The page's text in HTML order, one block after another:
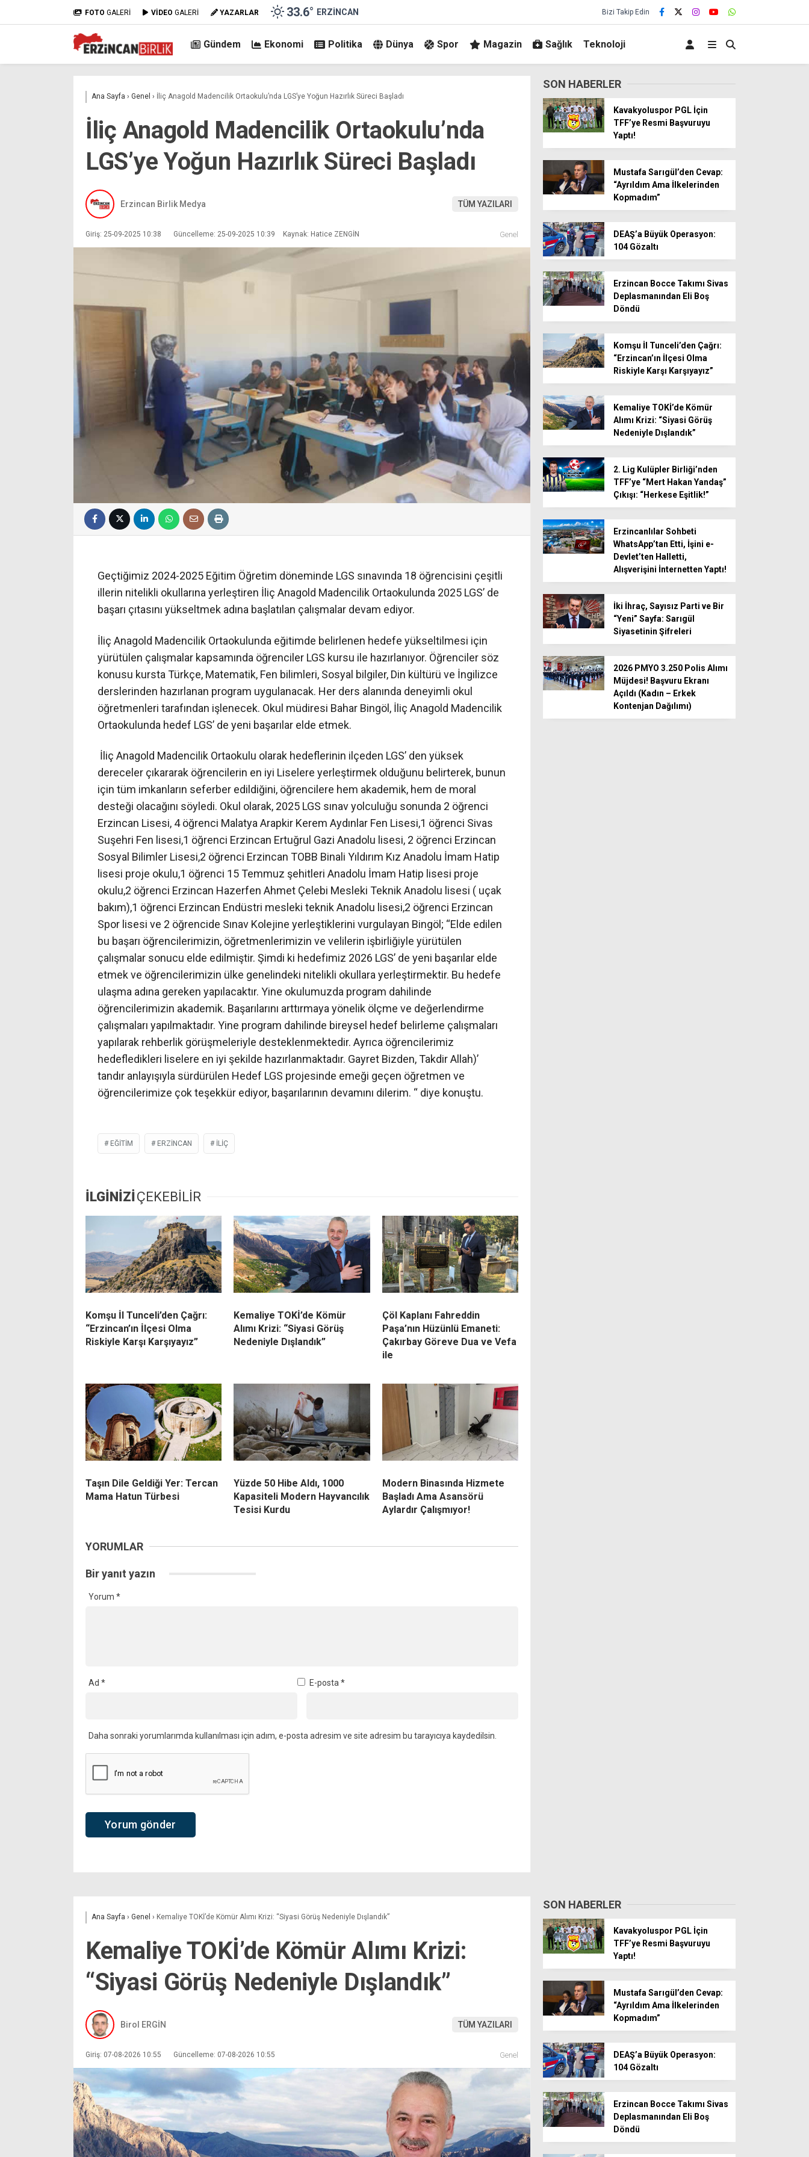
FOTO GALERİ VİDEO GALERİ YAZARLAR 33.6° ERZINCAN Bizi Takip Edin
Gündem Ekonomi Politika Dünya Spor Magazin Sağlık Teknoloji
Ana Sayfa › Genel › İliç Anagold Madencilik Ortaokulu’nda LGS’ye Yoğun Hazırlık Süreci Başladı
İliç Anagold Madencilik Ortaokulu’nda
LGS’ye Yoğun Hazırlık Süreci Başladı
Erzincan Birlik Medya TÜM YAZILARI
Giriş: 25-09-2025 10:38 Güncelleme: 25-09-2025 10:39 Kaynak: Hatice ZENGİN Genel
Geçtiğimiz 2024-2025 Eğitim Öğretim döneminde LGS sınavında 18 öğrencisini çeşitli
illerin nitelikli okullarına yerleştiren İliç Anagold Madencilik Ortaokulunda 2025 LGS’ de
başarı çıtasını yükseltmek adına başlatılan çalışmalar devam ediyor.
İliç Anagold Madencilik Ortaokulunda eğitimde belirlenen hedefe yükseltilmesi için
yürütülen çalışmalar kapsamında öğrenciler LGS kursu ile hazırlanıyor. Öğrenciler söz
konusu kursta Türkçe, Matematik, Fen bilimleri, Sosyal bilgiler, Din kültürü ve İngilizce
derslerinden hazırlanan program uygulanacak. Her ders alanında deneyimli okul
öğretmenleri tarafından işlenecek. Okul müdiresi Bahar Bingöl, İliç Anagold Madencilik
Ortaokulunda hedef LGS’ de yeni başarılar elde etmek.
İliç Anagold Madencilik Ortaokulu olarak hedeflerinin ilçeden LGS’ den yüksek
dereceler çıkararak öğrencilerin en iyi Liselere yerleştirmek olduğunu belirterek, bunun
için tüm imkanların seferber edildiğini, öğrencilere hem akademik, hem de moral
desteği olacağını söyledi. Okul olarak, 2025 LGS sınav yolculuğu sonunda 2 öğrenci
Erzincan Lisesi, 4 öğrenci Malatya Arapkir Kerem Aydınlar Fen Lisesi,1 öğrenci Sivas
Suşehri Fen lisesi,1 öğrenci Erzincan Ertuğrul Gazi Anadolu lisesi, 2 öğrenci Erzincan
Sosyal Bilimler Lisesi,2 öğrenci Erzincan TOBB Binali Yıldırım Kız Anadolu İmam Hatip
lisesi proje okulu,1 öğrenci 15 Temmuz şehitleri Anadolu İmam Hatip lisesi proje
okulu,2 öğrenci Erzincan Hazerfen Ahmet Çelebi Mesleki Teknik Anadolu lisesi ( uçak
bakım),1 öğrenci Erzincan Endüstri mesleki teknik Anadolu lisesi,2 öğrenci Erzincan
Spor lisesi ve 2 öğrencide Sınav Kolejine yerleştiklerini vurgulayan Bingöl; “Elde edilen
bu başarı öğrencilerimizin, öğretmenlerimizin ve velilerin işbirliğiyle yürütülen
çalışmalar sonucu elde edilmiştir. Şimdi ki hedefimiz 2026 LGS’ de yeni başarılar elde
etmek ve öğrencilerimizin ülke genelindeki nitelikli okullara yerleştirmektir. Bu hedefe
ulaşma adına gereken yapılacaktır. Yine okulumuzda program dahilinde
öğrencilerimizin akademik. Başarılarını arttırmaya yönelik ölçme ve değerlendirme
çalışmaları yapılmaktadır. Yine program dahilinde bireysel hedef belirleme çalışmaları
yapılarak rehberlik görüşmeleriyle desteklenmektedir. Ayrıca öğrencilerimiz
hedefledikleri liselere en iyi şekilde hazırlanmaktadır. Gayret Bizden, Takdir Allah)’
tandır anlayışıyla sürdürülen Hedef LGS projesinde emeği geçen öğretmen ve
öğrencilerimize çok teşekkür ediyor, başarılarının devamını dilerim. “ diye konuştu.
EĞITIM ERZİNCAN ILIÇ
İLGİNİZİ ÇEKEBİLİR
Komşu İl Tunceli’den Çağrı:
“Erzincan’ın İlçesi Olma
Riskiyle Karşı Karşıyayız”
Kemaliye TOKİ’de Kömür
Alımı Krizi: “Siyasi Görüş
Nedeniyle Dışlandık”
Çöl Kaplanı Fahreddin
Paşa’nın Hüzünlü Emaneti:
Çakırbay Göreve Dua ve Vefa
ile
Taşın Dile Geldiği Yer: Tercan
Mama Hatun Türbesi
Yüzde 50 Hibe Aldı, 1000
Kapasiteli Modern Hayvancılık
Tesisi Kurdu
Modern Binasında Hizmete
Başladı Ama Asansörü
Aylardır Çalışmıyor!
YORUMLAR
Bir yanıt yazın
Yorum *
Ad * E-posta*
Daha sonraki yorumlarımda kullanılması için adım, e-posta adresim ve site adresim bu tarayıcıya kaydedilsin.
SON HABERLER
Kavakyoluspor PGL İçin
TFF’ye Resmi Başvuruyu
Yaptı!
Mustafa Sarıgül’den Cevap:
“Ayrıldım Ama İlkelerinden
Kopmadım”
DEAŞ’a Büyük Operasyon:
104 Gözaltı
Erzincan Bocce Takımı Sivas
Deplasmanından Eli Boş
Döndü
Komşu İl Tunceli’den Çağrı:
“Erzincan’ın İlçesi Olma
Riskiyle Karşı Karşıyayız”
Kemaliye TOKİ’de Kömür
Alımı Krizi: “Siyasi Görüş
Nedeniyle Dışlandık”
2. Lig Kulüpler Birliği’nden
TFF’ye “Mert Hakan Yandaş”
Çıkışı: “Herkese Eşitlik!”
Erzincanlılar Sohbeti
WhatsApp’tan Etti, İşini e-
Devlet’ten Halletti,
Alışverişini İnternetten Yaptı!
İki İhraç, Sayısız Parti ve Bir
“Yeni” Sayfa: Sarıgül
Siyasetinin Şifreleri
2026 PMYO 3.250 Polis Alımı
Müjdesi! Başvuru Ekranı
Açıldı (Kadın – Erkek
Kontenjan Dağılımı)
Ana Sayfa › Genel › Kemaliye TOKİ’de Kömür Alımı Krizi: “Siyasi Görüş Nedeniyle Dışlandık”
Kemaliye TOKİ’de Kömür Alımı Krizi:
“Siyasi Görüş Nedeniyle Dışlandık”
Birol ERGİN TÜM YAZILARI
Giriş: 07-08-2026 10:55 Güncelleme: 07-08-2026 10:55 Genel
SON HABERLER
Kavakyoluspor PGL İçin
TFF’ye Resmi Başvuruyu
Yaptı!
Mustafa Sarıgül’den Cevap:
“Ayrıldım Ama İlkelerinden
Kopmadım”
DEAŞ’a Büyük Operasyon:
104 Gözaltı
Erzincan Bocce Takımı Sivas
Deplasmanından Eli Boş
Döndü